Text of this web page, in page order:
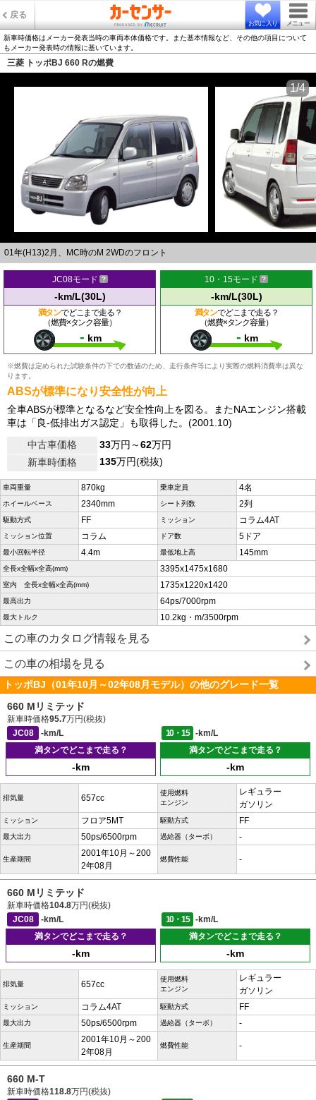
戻る
お気に入り メニュー
新車時価格はメーカー発表当時の車両本体価格です。また基本情報など、その他の項目について
もメーカー発表時の情報に基いています。
三菱 トッポBJ 660 Rの燃費
01年(H13)2月、MC時のM 2WDのフロント
1/4
JC08モード
-km/L(30L)
満タンでどこまで走る？
（燃費×タンク容量）
- km
10・15モード
-km/L(30L)
満タンでどこまで走る？
（燃費×タンク容量）
- km
※燃費は定められた試験条件の下での数値のため、走行条件等により実際の燃料消費率は異な
ります。
ABSが標準になり安全性が向上
全車ABSが標準となるなど安全性向上を図る。またNAエンジン搭載
車は「良-低排出ガス認定」も取得した。(2001.10)
中古車価格
33万円～62万円
新車時価格
135万円(税抜)
車両重量 870kg 乗車定員 4名
ホイールベース 2340mm シート列数 2列
駆動方式 FF ミッション コラム4AT
ミッション位置 コラム ドア数 5ドア
最小回転半径 4.4m 最低地上高 145mm
全長x全幅x全高(mm) 3395x1475x1680
室内 全長x全幅x全高(mm) 1735x1220x1420
最高出力 64ps/7000rpm
最大トルク 10.2kg・m/3500rpm
この車のカタログ情報を見る
この車の相場を見る
トッポBJ（01年10月～02年08月モデル）の他のグレード一覧
660 Mリミテッド
新車時価格95.7万円(税抜)
JC08
-km/L 10・15
-km/L
満タンでどこまで走る？
-km
満タンでどこまで走る？
-km
排気量 657cc
使用燃料
エンジン
レギュラー
ガソリン
ミッション フロア5MT 駆動方式 FF
最大出力 50ps/6500rpm 過給器（ターボ） -
生産期間
2001年10月～200
2年08月
燃費性能 -
660 Mリミテッド
新車時価格104.8万円(税抜)
JC08
-km/L 10・15
-km/L
満タンでどこまで走る？
-km
満タンでどこまで走る？
-km
排気量 657cc
使用燃料
エンジン
レギュラー
ガソリン
ミッション コラム4AT 駆動方式 FF
最大出力 50ps/6500rpm 過給器（ターボ） -
生産期間
2001年10月～200
2年08月
燃費性能 -
660 M-T
新車時価格118.8万円(税抜)